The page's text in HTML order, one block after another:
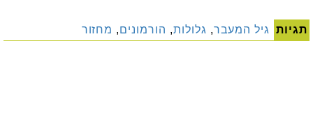
תגיות גיל המעבר, גלולות, הורמונים, מחזור